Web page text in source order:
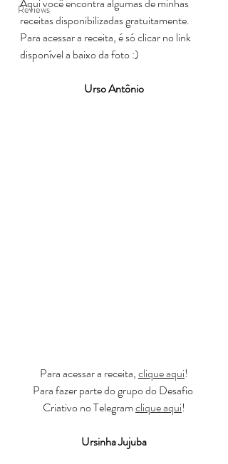
Reviews
receitas disponibilizadas gratuitamente.
Para acessar a receita, é só clicar no link
disponível a baixo da foto :)
Urso Antônio
Para acessar a receita, clique aqui!
Para fazer parte do grupo do Desafio
Criativo no Telegram clique aqui!
Ursinha Jujuba